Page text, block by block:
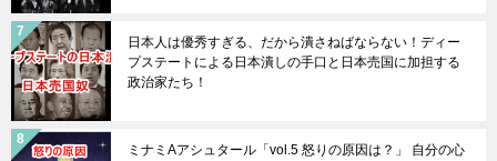
日本人は優秀すぎる、だから潰さねばならない！ディー
プステートによる日本潰しの手口と日本売国に加担する
政治家たち！
ミナミAアシュタール「vol.5 怒りの原因は？」 自分の心